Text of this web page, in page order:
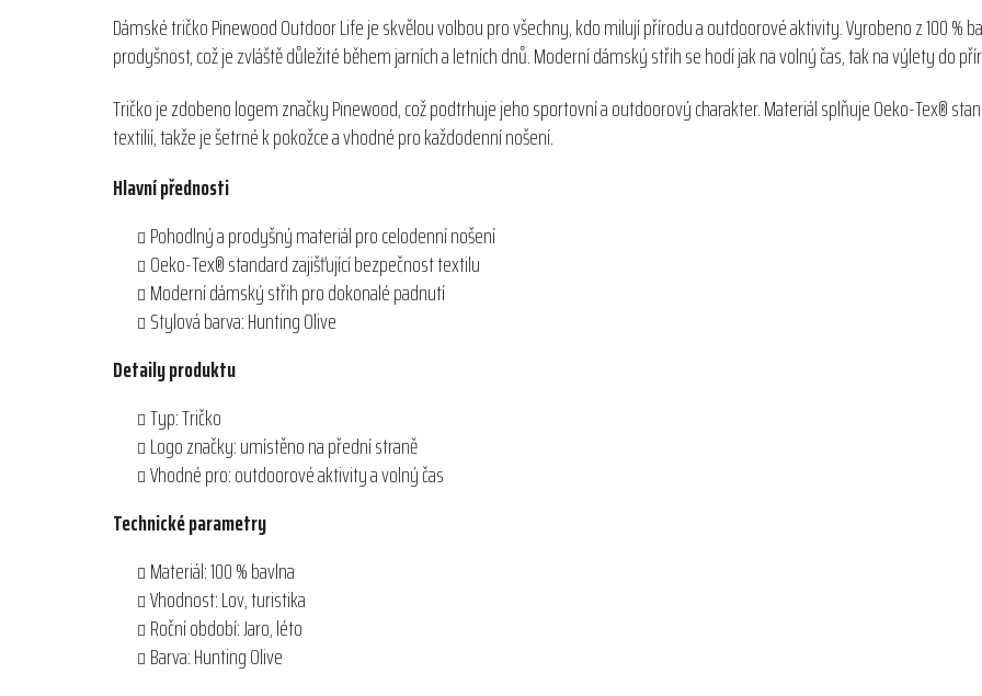
Dámské tričko Pinewood Outdoor Life je skvělou volbou pro všechny, kdo milují přírodu a outdoorové aktivity. Vyrobeno z 100 %
prodyšnost, což je zvláště důležité během jarních a letních dnů. Moderní dámský střih se hodí jak na volný čas, tak na výlety do
Tričko je zdobeno logem značky Pinewood, což podtrhuje jeho sportovní a outdoorový charakter. Materiál splňuje Oeko-Tex®
textilií, takže je šetrné k pokožce a vhodné pro každodenní nošení.
Hlavní přednosti
Pohodlný a prodyšný materiál pro celodenní nošení
Oeko-Tex® standard zajišťující bezpečnost textilu
Moderní dámský střih pro dokonalé padnutí
Stylová barva: Hunting Olive
Detaily produktu
Typ: Tričko
Logo značky: umístěno na přední straně
Vhodné pro: outdoorové aktivity a volný čas
Technické parametry
Materiál: 100 % bavlna
Vhodnost: Lov, turistika
Roční období: Jaro, léto
Barva: Hunting Olive